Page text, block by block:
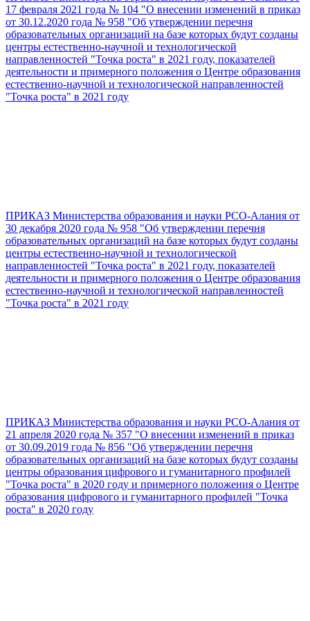
17 февраля 2021 года № 104 "О внесении изменений в приказ
от 30.12.2020 года № 958 "Об утверждении перечня
образовательных организаций на базе которых будут созданы
центры естественно-научной и технологической
направленностей "Точка роста" в 2021 году, показателей
деятельности и примерного положения о Центре образования
естественно-научной и технологической направленностей
"Точка роста" в 2021 году
ПРИКАЗ Министерства образования и науки РСО-Алания от
30 декабря 2020 года № 958 "Об утверждении перечня
образовательных организаций на базе которых будут созданы
центры естественно-научной и технологической
направленностей "Точка роста" в 2021 году, показателей
деятельности и примерного положения о Центре образования
естественно-научной и технологической направленностей
"Точка роста" в 2021 году
ПРИКАЗ Министерства образования и науки РСО-Алания от
21 апреля 2020 года № 357 "О внесении изменений в приказ
от 30.09.2019 года № 856 "Об утверждении перечня
образовательных организаций на базе которых будут созданы
центры образования цифрового и гуманитарного профилей
"Точка роста" в 2020 году и примерного положения о Центре
образования цифрового и гуманитарного профилей "Точка
роста" в 2020 году